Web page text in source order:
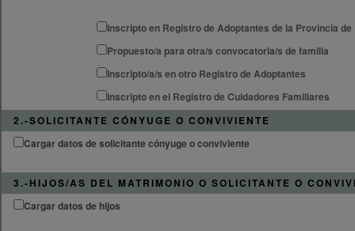
Inscripto en Registro de Adoptantes de la Provincia
Propuesto/a para otra/s convocatoria/s de familia
Inscripto/a/s en otro Registro de Adoptantes
Inscripto en el Registro de Cuidadores Familiares
2.-SOLICITANTE CÓNYUGE O CONVIVIENTE
Cargar datos de solicitante cónyuge o conviviente
3.-HIJOS/AS DEL MATRIMONIO O SOLICITANTE O
Cargar datos de hijos